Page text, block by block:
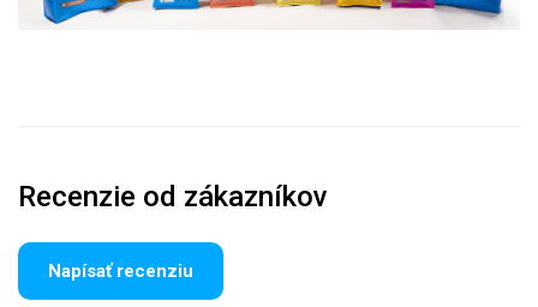
Recenzie od zákazníkov
Napísať recenziu